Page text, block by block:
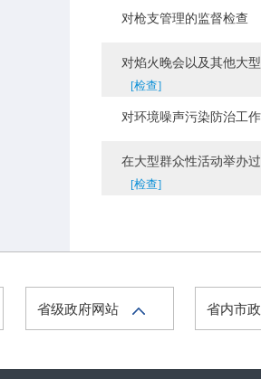
对枪支管理的监督检查
对焰火晚会以及其他大
[检查]
对环境噪声污染防治工
在大型群众性活动举办
[检查]
省级政府网站 省内市